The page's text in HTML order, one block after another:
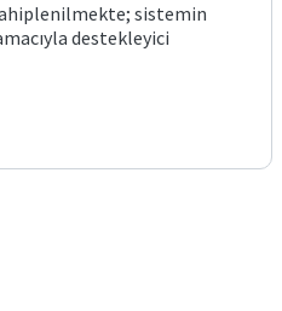
sistemin
destekleyici